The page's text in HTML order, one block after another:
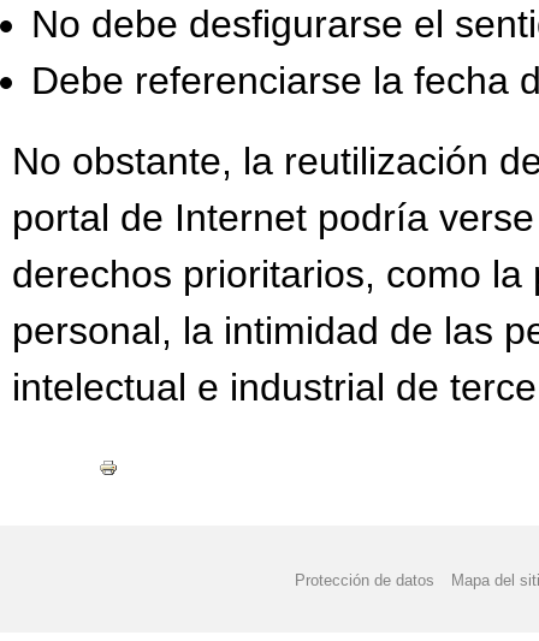
No debe desfigurarse el
Debe referenciarse la fecha
No obstante, la reutilización
portal de Internet podría
derechos prioritarios, como
personal, la intimidad de las
intelectual e industrial de
Protección de datos Mapa del